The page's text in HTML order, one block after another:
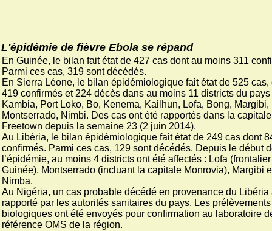
L'épidémie de fièvre Ebola se répand
En Guinée, le bilan fait état de 427 cas dont au moins 311
Parmi ces cas, 319 sont décédés.
En Sierra Léone, le bilan épidémiologique fait état de 525 cas,
419 confirmés et 224 décès dans au moins 11 districts du pays
Kambia, Port Loko, Bo, Kenema, Kailhun, Lofa, Bong, Margibi,
Montserrado, Nimbi. Des cas ont été rapportés dans la capitale
Freetown depuis la semaine 23 (2 juin 2014).
Au Libéria, le bilan épidémiologique fait état de 249 cas dont
confirmés. Parmi ces cas, 129 sont décédés. Depuis le début
l’épidémie, au moins 4 districts ont été affectés : Lofa
Guinée), Montserrado (incluant la capitale Monrovia), Margibi
Nimba.
Au Nigéria, un cas probable décédé en provenance du Libéria
rapporté par les autorités sanitaires du pays. Les prélèvements
biologiques ont été envoyés pour confirmation au laboratoire
référence OMS de la région.